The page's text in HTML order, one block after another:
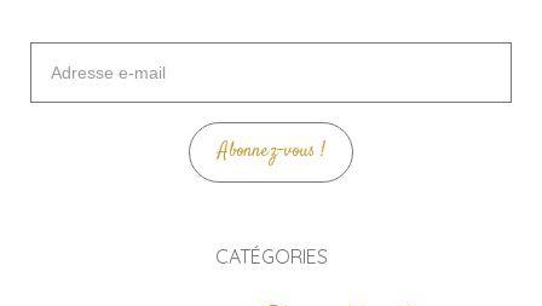
mail
Abonnez-vous !
CATÉGORIES